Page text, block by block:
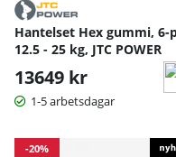
Hantelset Hex gummi, 6-
12.5 - 25 kg, JTC POWER
13649 kr
1-5 arbetsdagar
-20%